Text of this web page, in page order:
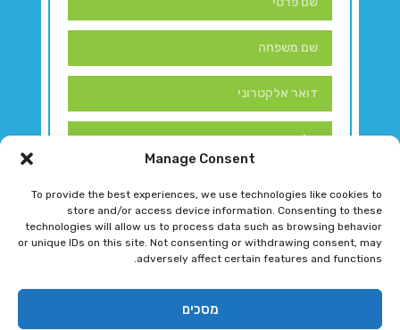
Manage Consent
To provide the best experiences, we use technologies like cookies to
store and/or access device information. Consenting to these
technologies will allow us to process data such as browsing behavior
or unique IDs on this site. Not consenting or withdrawing consent, may
adversely affect certain features and functions.
מסכים